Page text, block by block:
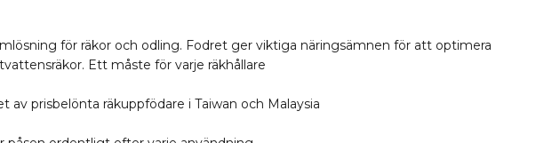
för räkor och odling. Fodret ger viktiga näringsämnen för att optimera
Ett måste för varje räkhållare
av prisbelönta räkuppfödare i Taiwan och Malaysia